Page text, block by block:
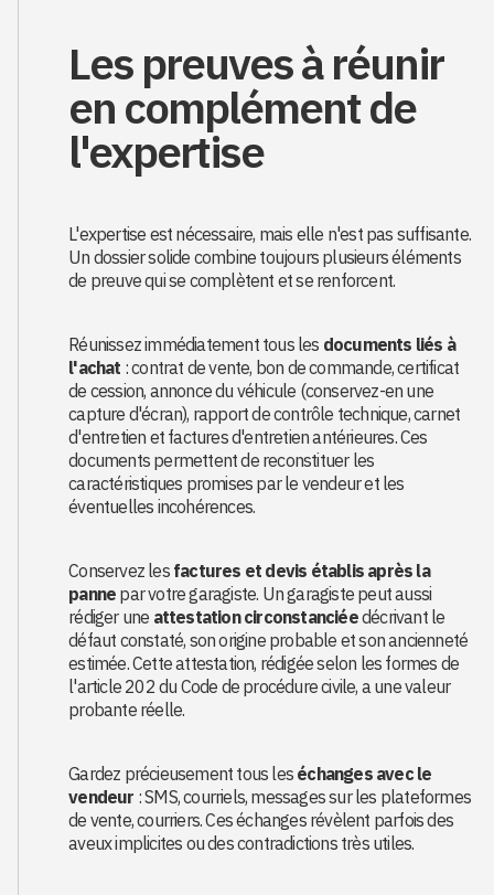
Les preuves à réunir
en complément de
l'expertise
L'expertise est nécessaire, mais elle n'est pas suffisante.
Un dossier solide combine toujours plusieurs éléments
de preuve qui se complètent et se renforcent.
Réunissez immédiatement tous les documents liés à
l'achat : contrat de vente, bon de commande, certificat
de cession, annonce du véhicule (conservez-en une
capture d'écran), rapport de contrôle technique, carnet
d'entretien et factures d'entretien antérieures. Ces
documents permettent de reconstituer les
caractéristiques promises par le vendeur et les
éventuelles incohérences.
Conservez les factures et devis établis après la
panne par votre garagiste. Un garagiste peut aussi
rédiger une attestation circonstanciéedécrivant le
défaut constaté, son origine probable et son ancienneté
estimée. Cette attestation, rédigée selon les formes de
l'article 202 du Code de procédure civile, a une valeur
probante réelle.
Gardez précieusement tous les échanges avec le
vendeur : SMS, courriels, messages sur les plateformes
de vente, courriers. Ces échanges révèlent parfois des
aveux implicites ou des contradictions très utiles.